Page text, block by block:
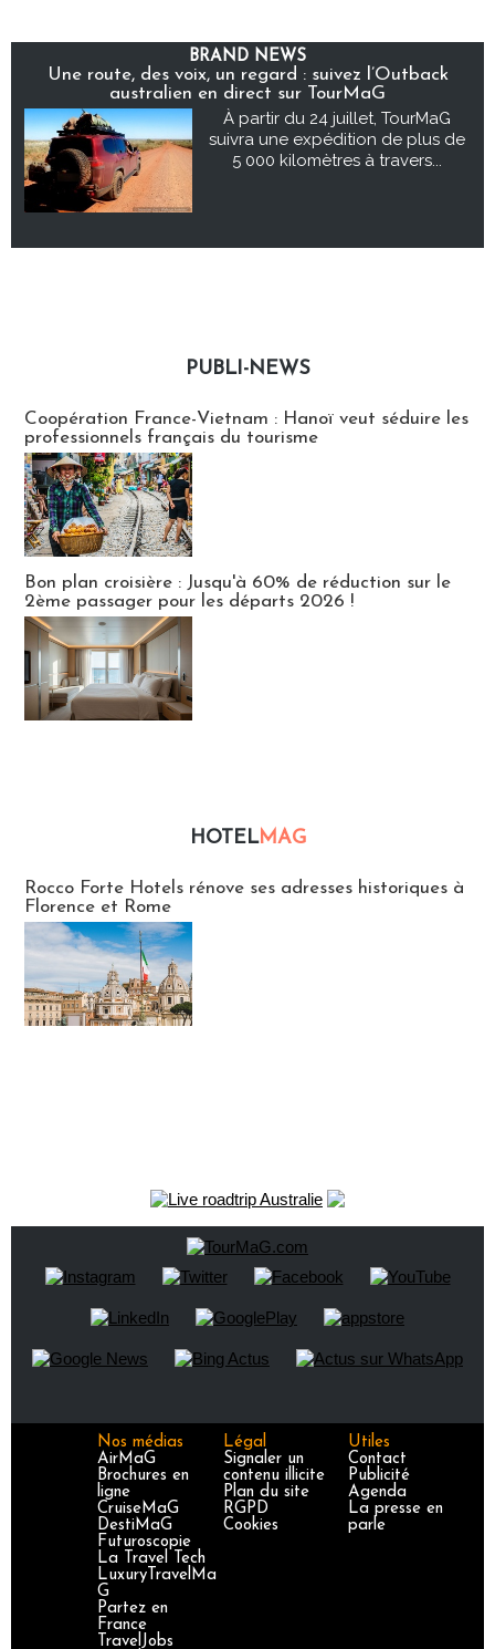
BRAND NEWS
Une route, des voix, un regard : suivez l’Outback
australien en direct sur TourMaG
À partir du 24 juillet, TourMaG
suivra une expédition de plus de
5 000 kilomètres à travers...
PUBLI-NEWS
Coopération France-Vietnam : Hanoï veut séduire les
professionnels français du tourisme
Bon plan croisière : Jusqu'à 60% de réduction sur le
2ème passager pour les départs 2026 !
HOTELMAG
Rocco Forte Hotels rénove ses adresses historiques à
Florence et Rome
Nos médias
AirMaG
Brochures en
ligne
CruiseMaG
DestiMaG
Futuroscopie
La Travel Tech
LuxuryTravelMa
G
Partez en
France
TravelJobs
Légal
Signaler un
contenu illicite
Plan du site
RGPD
Cookies
Utiles
Contact
Publicité
Agenda
La presse en
parle